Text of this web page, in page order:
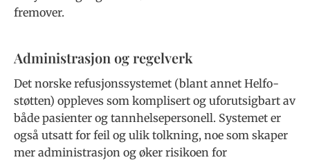
fremover.
Administrasjon og regelverk
Det norske refusjonssystemet (blant annet Helfo-
støtten) oppleves som komplisert og uforutsigbart av
både pasienter og tannhelsepersonell. Systemet er
også utsatt for feil og ulik tolkning, noe som skaper
mer administrasjon og øker risikoen for